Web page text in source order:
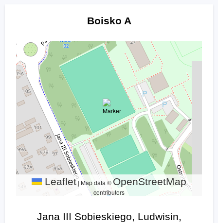
Boisko A
Leaflet | Map data © OpenStreetMap
contributors
Jana III Sobieskiego, Ludwisin,